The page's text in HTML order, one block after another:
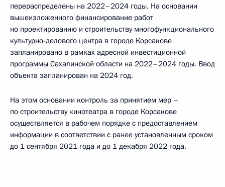
перераспределены на 2022–2024 годы. На основании
вышеизложенного финансирование работ
но проектированию и строительству многофункционального
культурно-делового центра в городе Корсакове
запланировано в рамках адресной инвестиционной
программы Сахалинской области на 2022–2024 годы. Ввод
объекта запланирован на 2024 год.
На этом основании контроль за принятием мер –
по строительству кинотеатра в городе Корсакове
осуществляется в рабочем порядке с предоставлением
информации в соответствии с ранее установленным сроком
до 1 сентября 2021 года и до 1 декабря 2022 года.